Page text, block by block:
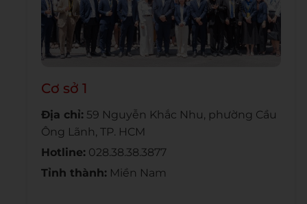
Cơ sở 1
Địa chỉ: 59 Nguyễn Khắc Nhu, phường Cầu
Ông Lãnh, TP. HCM
Hotline: 028.38.38.3877
Tỉnh thành: Miền Nam